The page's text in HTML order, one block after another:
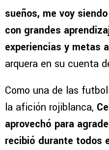
sueños, me voy
con grandes
experiencias y metas
arquera en su cuenta
Como una de las
la afición rojiblanca,
aprovechó para
recibió durante todos